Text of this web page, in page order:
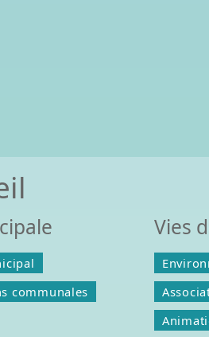
communales
Vies